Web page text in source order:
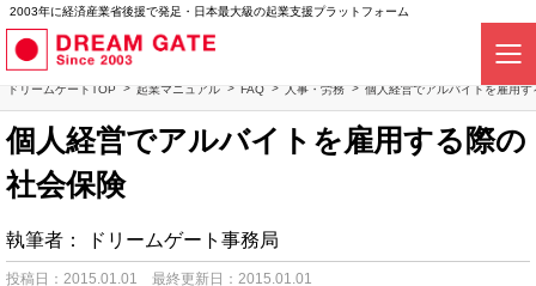
2003年に経済産業省後援で発足・日本最大級の起業支援プラットフォーム
ドリームゲートTOP 起業マニュアル FAQ 人事・労務 個人経営でアルバイトを雇用す
個人経営でアルバイトを雇用する際の
社会保険
執筆者： ドリームゲート事務局
投稿日：2015.01.01 最終更新日：2015.01.01